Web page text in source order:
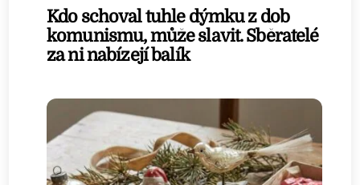
Kdo schoval tuhle dýmku z dob
komunismu, může slavit. Sběratelé
za ni nabízejí balík